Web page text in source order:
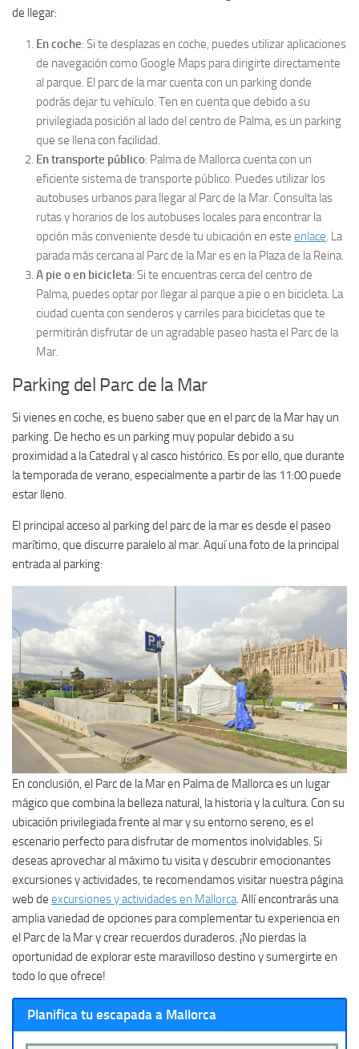
de llegar:
En coche: Si te desplazas en coche, puedes utilizar aplicaciones
de navegación como Google Maps para dirigirte directamente
al parque. El parc de la mar cuenta con un parking donde
podrás dejar tu vehículo. Ten en cuenta que debido a su
privilegiada posición al lado del centro de Palma, es un parking
que se llena con facilidad.
En transporte público: Palma de Mallorca cuenta con un
eficiente sistema de transporte público. Puedes utilizar los
autobuses urbanos para llegar al Parc de la Mar. Consulta las
rutas y horarios de los autobuses locales para encontrar la
opción más conveniente desde tu ubicación en este enlace . La
parada más cercana al Parc de la Mar es en la Plaza de la Reina.
A pie o en bicicleta: Si te encuentras cerca del centro de
Palma, puedes optar por llegar al parque a pie o en bicicleta. La
ciudad cuenta con senderos y carriles para bicicletas que te
permitirán disfrutar de un agradable paseo hasta el Parc de la
Mar.
Parking del Parc de la Mar
Si vienes en coche, es bueno saber que en el parc de la Mar hay un
parking. De hecho es un parking muy popular debido a su
proximidad a la Catedral y al casco histórico. Es por ello, que durante
la temporada de verano, especialmente a partir de las 11:00 puede
estar lleno.
El principal acceso al parking del parc de la mar es desde el paseo
marítimo, que discurre paralelo al mar. Aquí una foto de la principal
entrada al parking:
En conclusión, el Parc de la Mar en Palma de Mallorca es un lugar
mágico que combina la belleza natural, la historia y la cultura. Con su
ubicación privilegiada frente al mar y su entorno sereno, es el
escenario perfecto para disfrutar de momentos inolvidables. Si
deseas aprovechar al máximo tu visita y descubrir emocionantes
excursiones y actividades, te recomendamos visitar nuestra página
web de excursiones y actividades en Mallorca . Allí encontrarás una
amplia variedad de opciones para complementar tu experiencia en
el Parc de la Mar y crear recuerdos duraderos. ¡No pierdas la
oportunidad de explorar este maravilloso destino y sumergirte en
todo lo que ofrece!
Planifica tu escapada a Mallorca